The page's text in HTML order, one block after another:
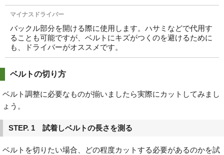
マイナスドライバー
バックル部分を開ける際に使用します。ハサミなどで代用す
ることも可能ですが、ベルトにキズがつくのを避けるために
も、ドライバーがオススメです。
ベルトの切り方
ベルト調整に必要なものが揃いましたら実際にカットしてみまし
ょう。
STEP. 1 試着しベルトの長さを測る
ベルトを切りたい場合、どの程度カットする必要があるのかを試